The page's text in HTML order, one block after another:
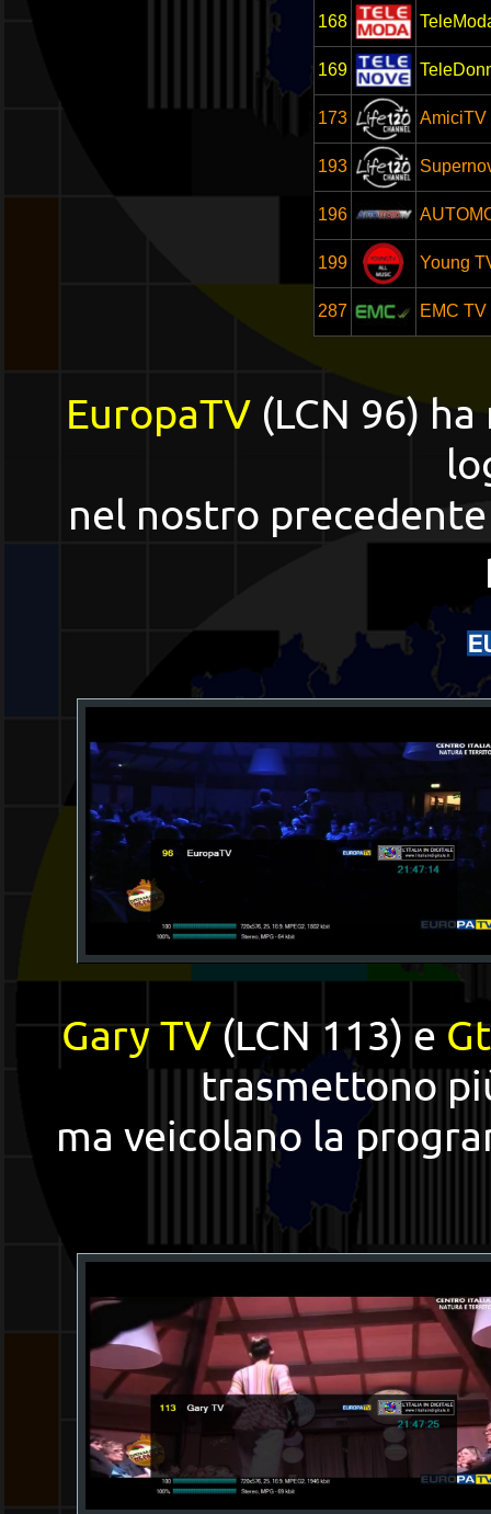
168
169
173 AmiciTV
193
196
199 Young
287 EMC TV
EuropaTV (LCN 96)
nel nostro
Gary TV(LCN 113) e
trasmettono
ma veicolano la